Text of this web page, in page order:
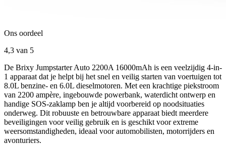
Ons oordeel
4,3 van 5
De Brixy Jumpstarter Auto 2200A 16000mAh is een veelzijdig 4-in-
1 apparaat dat je helpt bij het snel en veilig starten van voertuigen tot
8.0L benzine- en 6.0L dieselmotoren. Met een krachtige piekstroom
van 2200 ampère, ingebouwde powerbank, waterdicht ontwerp en
handige SOS-zaklamp ben je altijd voorbereid op noodsituaties
onderweg. Dit robuuste en betrouwbare apparaat biedt meerdere
beveiligingen voor veilig gebruik en is geschikt voor extreme
weersomstandigheden, ideaal voor automobilisten, motorrijders en
avonturiers.